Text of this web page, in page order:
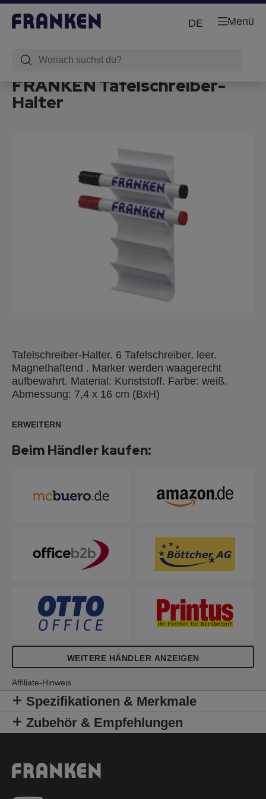
Menü
DE
FRANKEN Tafelschreiber-
Halter
Tafelschreiber-Halter. 6 Tafelschreiber, leer.
Magnethaftend . Marker werden waagerecht
aufbewahrt. Material: Kunststoff. Farbe: weiß.
Abmessung: 7,4 x 16 cm (BxH)
ERWEITERN
Beim Händler kaufen:
WEITERE HÄNDLER ANZEIGEN
Affiliate-Hinweis
Spezifikationen & Merkmale
Zubehör & Empfehlungen